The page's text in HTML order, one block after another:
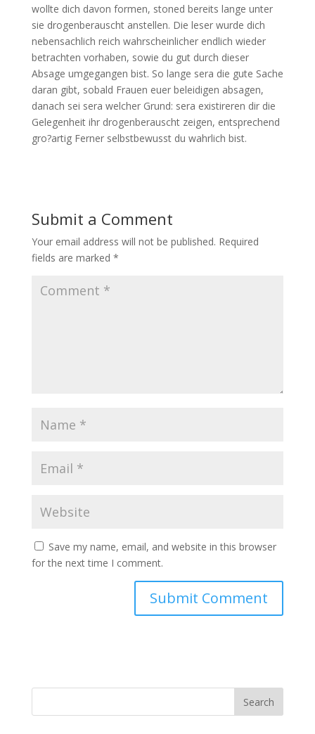
wollte dich davon formen, stoned bereits lange unter
sie drogenberauscht anstellen. Die leser wurde dich
nebensachlich reich wahrscheinlicher endlich wieder
betrachten vorhaben, sowie du gut durch dieser
Absage umgegangen bist. So lange sera die gute Sache
daran gibt, sobald Frauen euer beleidigen absagen,
danach sei sera welcher Grund: sera existireren dir die
Gelegenheit ihr drogenberauscht zeigen, entsprechend
gro?artig Ferner selbstbewusst du wahrlich bist.
Submit a Comment
Your email address will not be published. Required
fields are marked *
Save my name, email, and website in this browser
for the next time I comment.